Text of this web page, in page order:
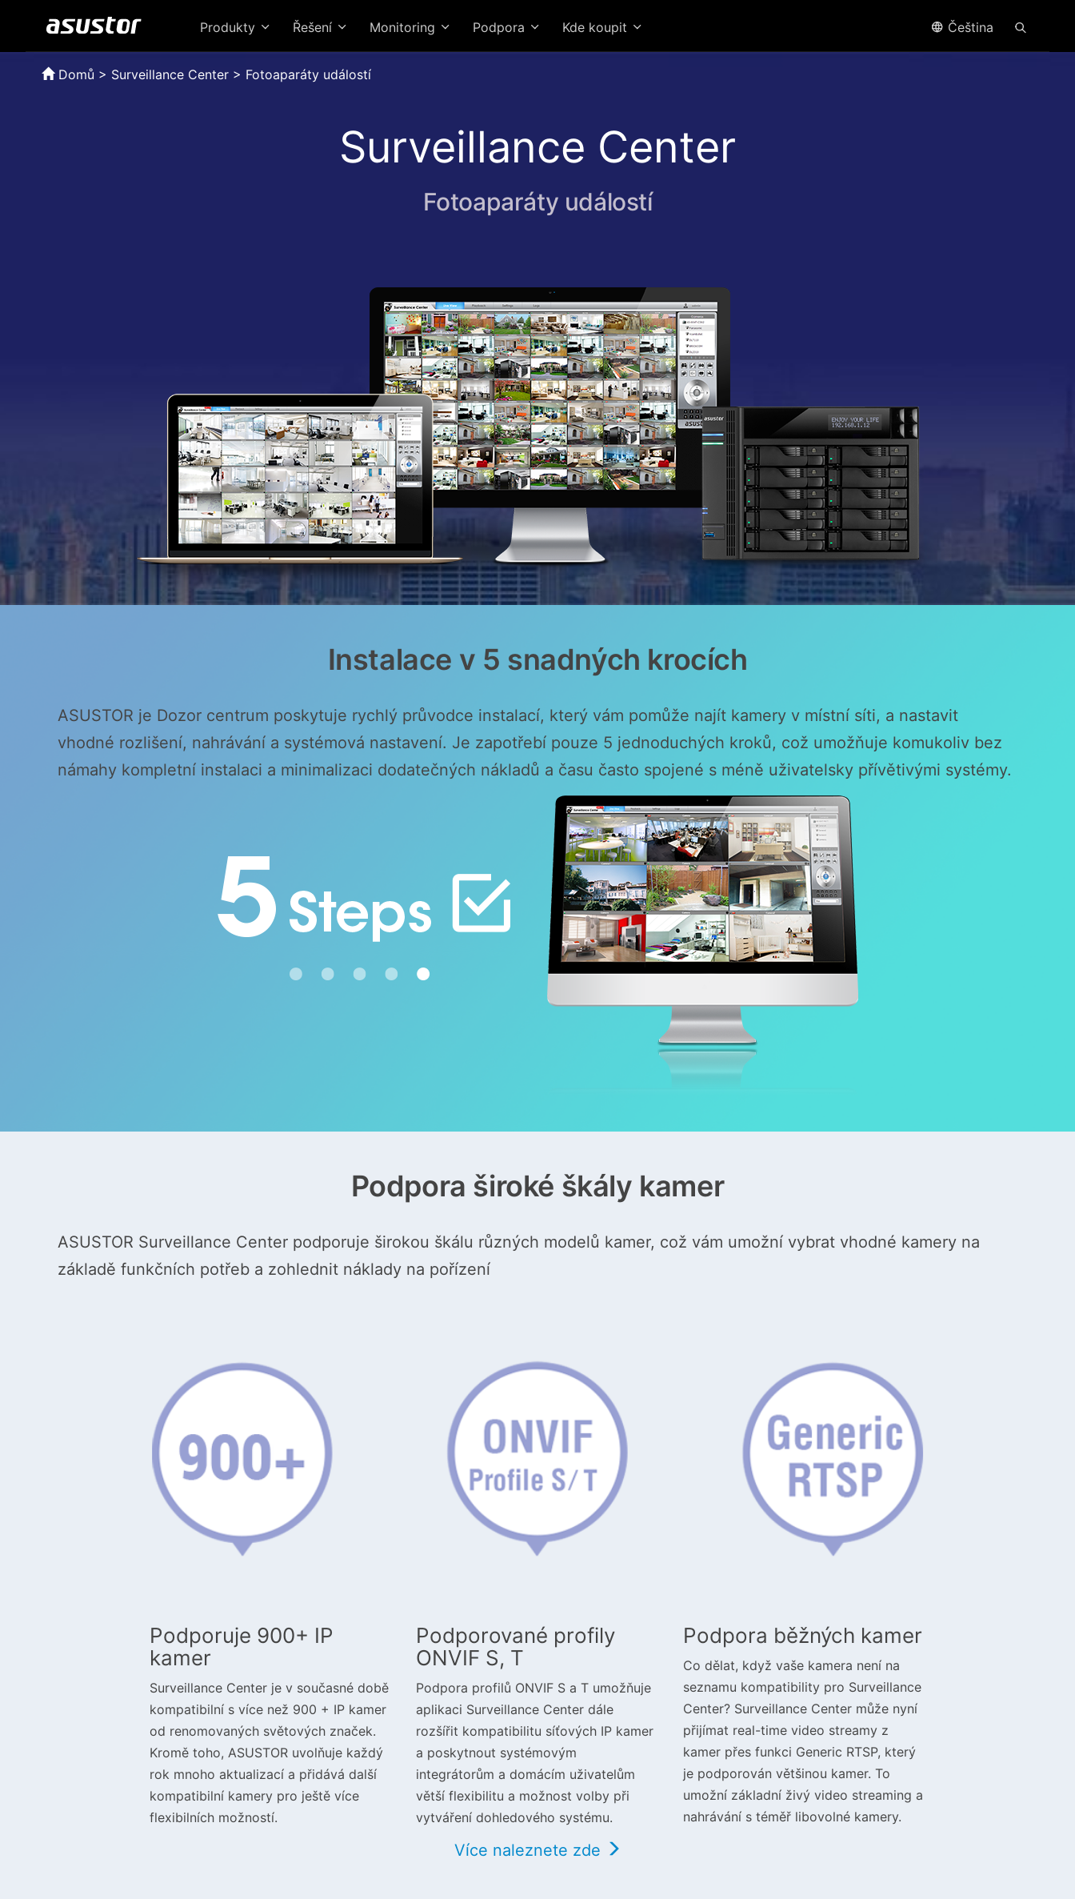
Produkty Řešení Monitoring Podpora Kde koupit Čeština
Domů > Surveillance Center > Fotoaparáty událostí
Surveillance Center
Fotoaparáty událostí
Instalace v 5 snadných krocích
ASUSTOR je Dozor centrum poskytuje rychlý průvodce instalací, který vám pomůže najít kamery v místní síti, a nastavit
vhodné rozlišení, nahrávání a systémová nastavení. Je zapotřebí pouze 5 jednoduchých kroků, což umožňuje komukoliv bez
námahy kompletní instalaci a minimalizaci dodatečných nákladů a času často spojené s méně uživatelsky přívětivými systémy.
Podpora široké škály kamer
ASUSTOR Surveillance Center podporuje širokou škálu různých modelů kamer, což vám umožní vybrat vhodné kamery na
základě funkčních potřeb a zohlednit náklady na pořízení
Podporuje 900+ IP
kamer
Surveillance Center je v současné době
kompatibilní s více než 900 + IP kamer
od renomovaných světových značek.
Kromě toho, ASUSTOR uvolňuje každý
rok mnoho aktualizací a přidává další
kompatibilní kamery pro ještě více
flexibilních možností.
Podporované profily
ONVIF S, T
Podpora profilů ONVIF S a T umožňuje
aplikaci Surveillance Center dále
rozšířit kompatibilitu síťových IP kamer
a poskytnout systémovým
integrátorům a domácím uživatelům
větší flexibilitu a možnost volby při
vytváření dohledového systému.
Podpora běžných kamer
Co dělat, když vaše kamera není na
seznamu kompatibility pro Surveillance
Center? Surveillance Center může nyní
přijímat real-time video streamy z
kamer přes funkci Generic RTSP, který
je podporován většinou kamer. To
umožní základní živý video streaming a
nahrávání s téměř libovolné kamery.
Více naleznete zde